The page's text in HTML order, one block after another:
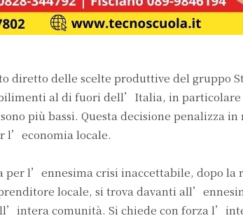
diretto delle scelte produttive del gruppo
al di fuori dell’Italia, in particolare
più bassi. Questa decisione penalizza
l’economia locale.
l’ennesima crisi inaccettabile, dopo la
locale, si trova davanti
comunità. Si chiede con forza